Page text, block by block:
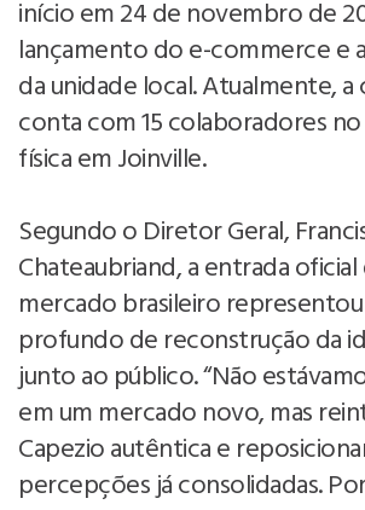
início em 24 de novembro de
lançamento do e-commerce e
da unidade local. Atualmente, a
conta com 15 colaboradores
física em Joinville.
Segundo o Diretor Geral,
Chateaubriand, a entrada
mercado brasileiro
profundo de reconstrução da
junto ao público. “Não
em um mercado novo, mas
Capezio autêntica e
percepções já consolidadas.